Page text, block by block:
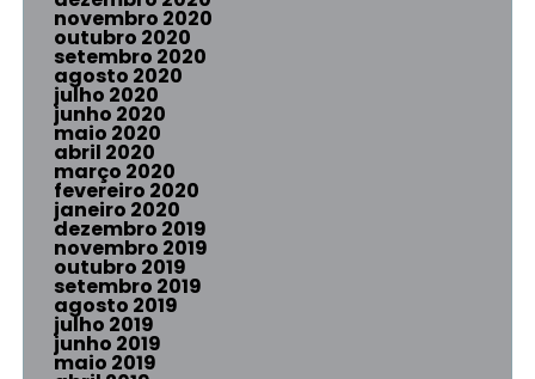
novembro 2020
outubro 2020
setembro 2020
agosto 2020
julho 2020
junho 2020
maio 2020
abril 2020
março 2020
fevereiro 2020
janeiro 2020
dezembro 2019
novembro 2019
outubro 2019
setembro 2019
agosto 2019
julho 2019
junho 2019
maio 2019